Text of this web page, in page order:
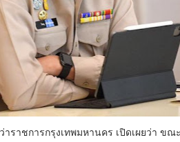
ราชการกรุงเทพมหานคร เปิดเผยว่า ข